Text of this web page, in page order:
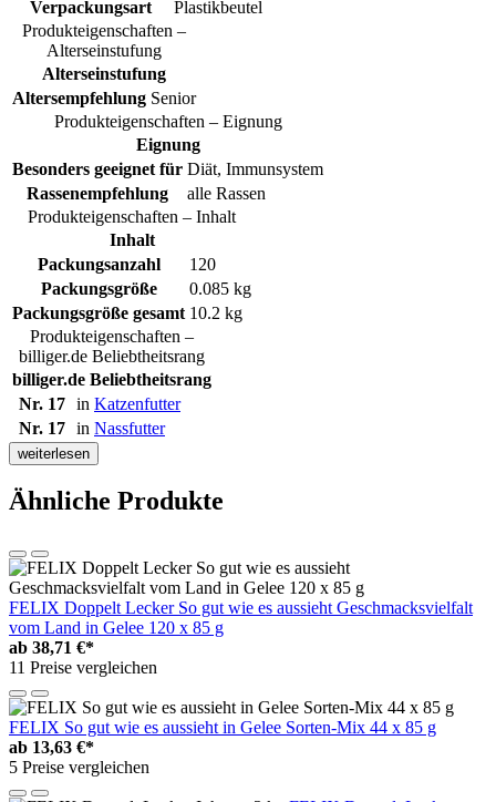
Verpackungsart
Plastikbeutel
Produkteigenschaften –
Alterseinstufung
Alterseinstufung
Altersempfehlung Senior
Produkteigenschaften – Eignung
Eignung
Besonders geeignet für Diät, Immunsystem
Rassenempfehlung
alle Rassen
Produkteigenschaften – Inhalt
Inhalt
Packungsanzahl
120
Packungsgröße
0.085 kg
Packungsgröße gesamt 10.2 kg
Produkteigenschaften –
billiger.de Beliebtheitsrang
billiger.de Beliebtheitsrang
Nr. 17 in Katzenfutter
Nr. 17 in Nassfutter
weiterlesen
Ähnliche Produkte
FELIX Doppelt Lecker So gut wie es aussieht Geschmacksvielfalt
vom Land in Gelee 120 x 85 g
ab 38,71 €*
11 Preise vergleichen
FELIX So gut wie es aussieht in Gelee Sorten-Mix 44 x 85 g
ab 13,63 €*
5 Preise vergleichen